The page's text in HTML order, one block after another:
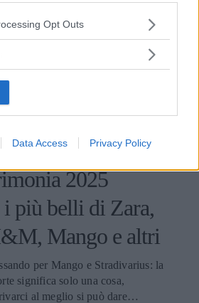
app uses one or more Google
or usage behaviour. You may click to
specified purposes in below Google
Opt Outs
Data Access Privacy Policy
2025
più belli di Zara,
Mango e altri
per Mango e Stradivarius: la
significa solo una cosa,
al meglio si può dare